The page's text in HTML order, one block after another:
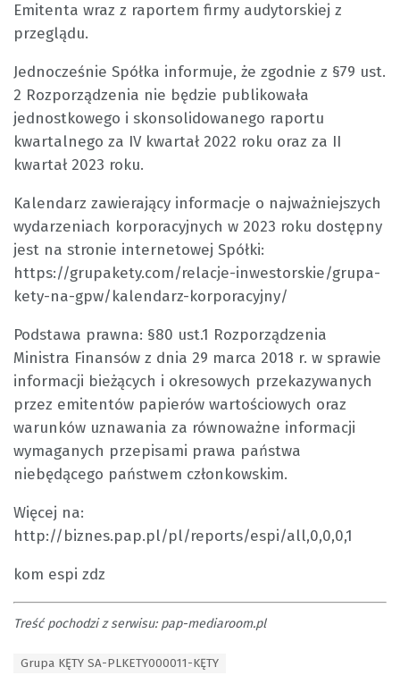
Emitenta wraz z raportem firmy audytorskiej z
przeglądu.
Jednocześnie Spółka informuje, że zgodnie z §79 ust.
2 Rozporządzenia nie będzie publikowała
jednostkowego i skonsolidowanego raportu
kwartalnego za IV kwartał 2022 roku oraz za II
kwartał 2023 roku.
Kalendarz zawierający informacje o najważniejszych
wydarzeniach korporacyjnych w 2023 roku dostępny
jest na stronie internetowej Spółki:
https://grupakety.com/relacje-inwestorskie/grupa-
kety-na-gpw/kalendarz-korporacyjny/
Podstawa prawna: §80 ust.1 Rozporządzenia
Ministra Finansów z dnia 29 marca 2018 r. w sprawie
informacji bieżących i okresowych przekazywanych
przez emitentów papierów wartościowych oraz
warunków uznawania za równoważne informacji
wymaganych przepisami prawa państwa
niebędącego państwem członkowskim.
Więcej na:
http://biznes.pap.pl/pl/reports/espi/all,0,0,0,1
kom espi zdz
Treść pochodzi z serwisu: pap-mediaroom.pl
Grupa KĘTY SA-PLKETY000011-KĘTY